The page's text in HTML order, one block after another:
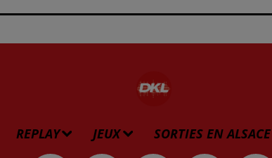
REPLAY JEUX SORTIES EN ALSACE